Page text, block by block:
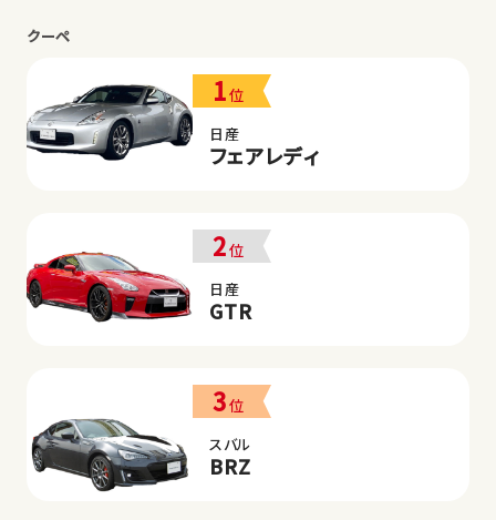
クーペ
1位
日産
フェアレディ
2位
日産
GTR
3位
スバル
BRZ